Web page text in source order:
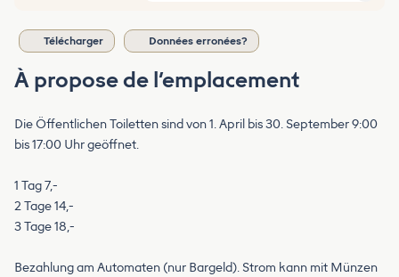
Télécharger Données erronées?
À propose de l’emplacement
Die Öffentlichen Toiletten sind von 1. April bis 30. September 9:00
bis 17:00 Uhr geöffnet.
1 Tag 7,-
2 Tage 14,-
3 Tage 18,-
Bezahlung am Automaten (nur Bargeld). Strom kann mit Münzen